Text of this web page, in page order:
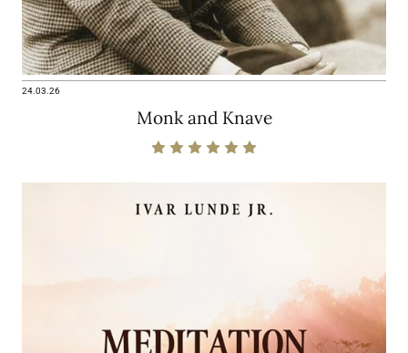
24.03.26
Monk and Knave